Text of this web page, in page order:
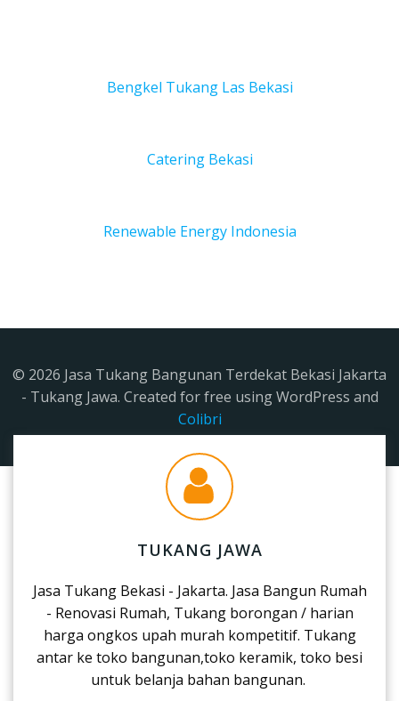
Bengkel Tukang Las Bekasi
Catering Bekasi
Renewable Energy Indonesia
© 2026 Jasa Tukang Bangunan Terdekat Bekasi Jakarta
- Tukang Jawa. Created for free using WordPress and
Colibri
TUKANG JAWA
Jasa Tukang Bekasi - Jakarta. Jasa Bangun Rumah
- Renovasi Rumah, Tukang borongan / harian
harga ongkos upah murah kompetitif. Tukang
antar ke toko bangunan,toko keramik, toko besi
untuk belanja bahan bangunan.